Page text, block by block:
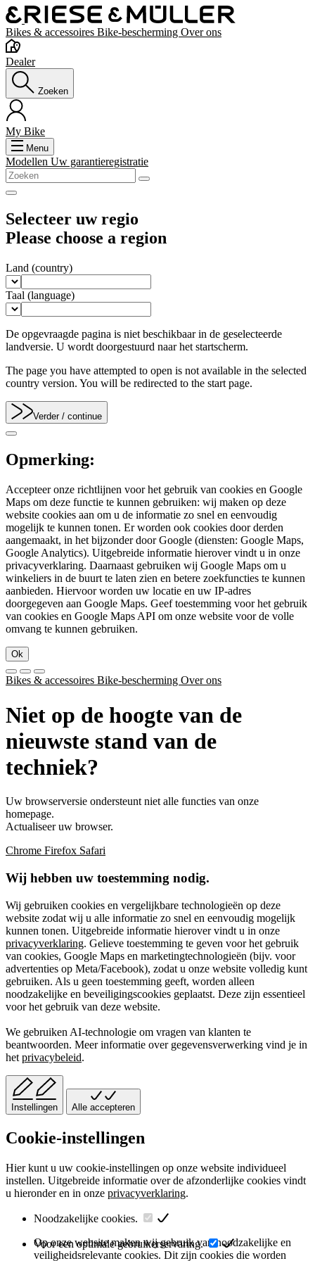
Bikes & accessoires Bike-bescherming Over ons
Dealer
Zoeken
My Bike
Menu
Modellen Uw garantieregistratie
Selecteer uw regio
Please choose a region
Land (country)
Taal (language)
De opgevraagde pagina is niet beschikbaar in de geselecteerde
landversie. U wordt doorgestuurd naar het startscherm.
The page you have attempted to open is not available in the selected
country version. You will be redirected to the start page.
Verder / continue
Opmerking:
Accepteer onze richtlijnen voor het gebruik van cookies en Google
Maps om deze functie te kunnen gebruiken: wij maken op deze
website cookies aan om u de informatie zo snel en eenvoudig
mogelijk te kunnen tonen. Er worden ook cookies door derden
aangemaakt, in het bijzonder door Google (diensten: Google Maps,
Google Analytics). Uitgebreide informatie hierover vindt u in onze
privacyverklaring. Daarnaast gebruiken wij Google Maps om u
winkeliers in de buurt te laten zien en betere zoekfuncties te kunnen
aanbieden. Hiervoor worden uw locatie en uw IP-adres
doorgegeven aan Google Maps. Geef toestemming voor het gebruik
van cookies en Google Maps API om onze website voor de volle
omvang te kunnen gebruiken.
Ok
Bikes & accessoires Bike-bescherming Over ons
Niet op de hoogte van de
nieuwste stand van de
techniek?
Uw browserversie ondersteunt niet alle functies van onze
homepage.
Actualiseer uw browser.
Chrome Firefox Safari
Wij hebben uw toestemming nodig.
Wij gebruiken cookies en vergelijkbare technologieën op deze
website zodat wij u alle informatie zo snel en eenvoudig mogelijk
kunnen tonen. Uitgebreide informatie hierover vindt u in onze
privacyverklaring. Gelieve toestemming te geven voor het gebruik
van cookies, Google Maps en marketingtechnologieën (bijv. voor
advertenties op Meta/Facebook), zodat u onze website volledig kunt
gebruiken. Als u geen toestemming geeft, worden alleen
noodzakelijke en beveiligingscookies geplaatst. Deze zijn essentieel
voor het gebruik van deze website.
We gebruiken AI-technologie om vragen van klanten te
beantwoorden. Meer informatie over gegevensverwerking vind je in
het privacybeleid.
Instellingen Alle accepteren
Cookie-instellingen
Hier kunt u uw cookie-instellingen op onze website individueel
instellen. Uitgebreide informatie over de afzonderlijke cookies vindt
u hieronder en in onze privacyverklaring.
Noodzakelijke cookies.
Op onze website maken wij gebruik van noodzakelijke en
veiligheidsrelevante cookies. Dit zijn cookies die worden
Voor een optimale gebruikerservaring.